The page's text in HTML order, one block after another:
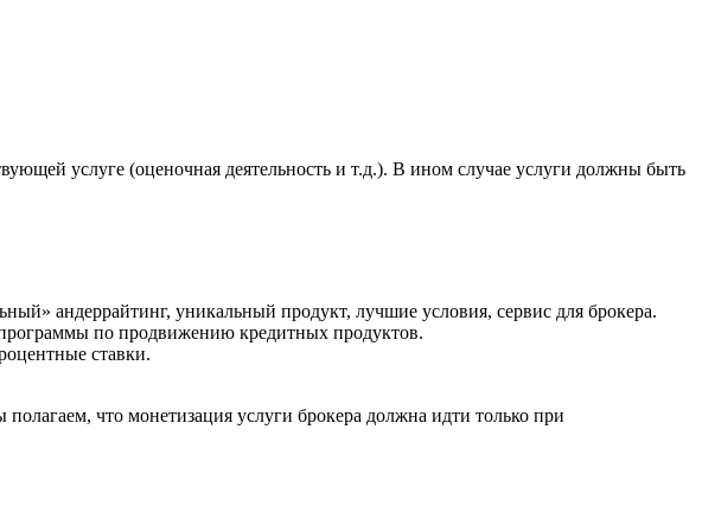
услуге (оценочная деятельность и т.д.). В ином случае услуги должны быть
андеррайтинг, уникальный продукт, лучшие условия, сервис для брокера.
по продвижению кредитных продуктов.
ставки.
что монетизация услуги брокера должна идти только при